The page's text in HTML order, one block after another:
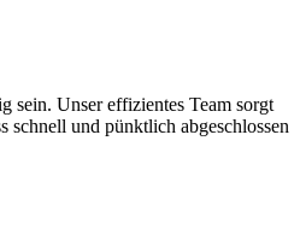
sein. Unser effizientes Team sorgt
schnell und pünktlich abgeschlossen